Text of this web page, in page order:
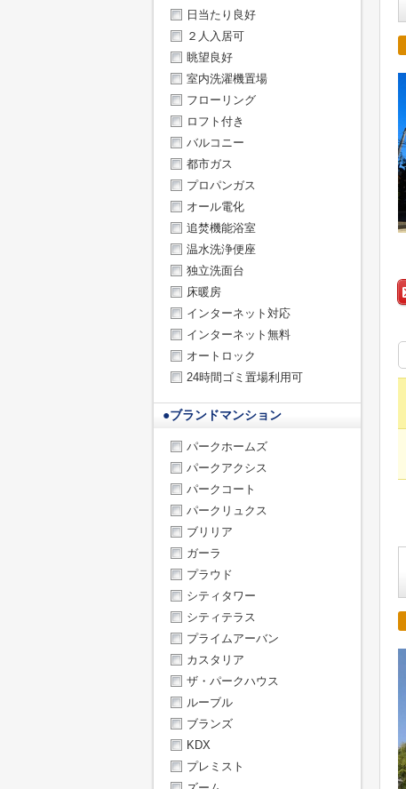
日当たり良好
２人入居可
眺望良好
室内洗濯機置場
フローリング
ロフト付き
バルコニー
都市ガス
プロパンガス
オール電化
追焚機能浴室
温水洗浄便座
独立洗面台
床暖房
インターネット対応
インターネット無料
オートロック
24時間ゴミ置場利用可
●ブランドマンション
パークホームズ
パークアクシス
パークコート
パークリュクス
ブリリア
ガーラ
プラウド
シティタワー
シティテラス
プライムアーバン
カスタリア
ザ・パークハウス
ルーブル
ブランズ
KDX
プレミスト